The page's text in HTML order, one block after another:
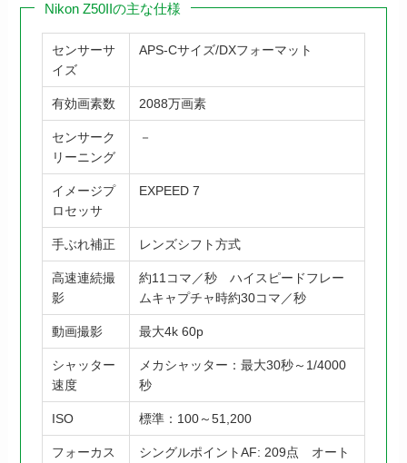
Nikon Z50IIの主な仕様
センサーサ
イズ
APS-Cサイズ/DXフォーマット
有効画素数 2088万画素
センサーク
リーニング
－
イメージプ
ロセッサ
EXPEED 7
手ぶれ補正 レンズシフト方式
高速連続撮
影
約11コマ／秒 ハイスピードフレー
ムキャプチャ時約30コマ／秒
動画撮影 最大4k 60p
シャッター
速度
メカシャッター：最大30秒～1/4000
秒
ISO 標準：100～51,200
フォーカス
シングルポイントAF: 209点 オート